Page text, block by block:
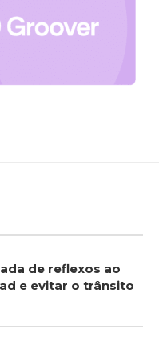
de reflexos ao
e evitar o trânsito